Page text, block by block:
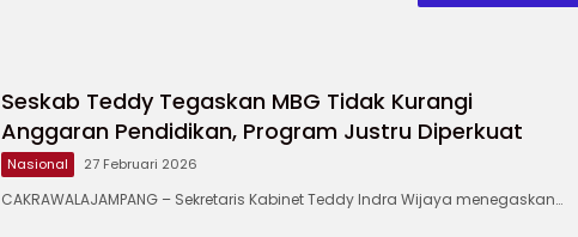
Seskab Teddy Tegaskan MBG Tidak Kurangi
Anggaran Pendidikan, Program Justru Diperkuat
Nasional 27 Februari 2026
CAKRAWALAJAMPANG – Sekretaris Kabinet Teddy Indra Wijaya menegaskan…